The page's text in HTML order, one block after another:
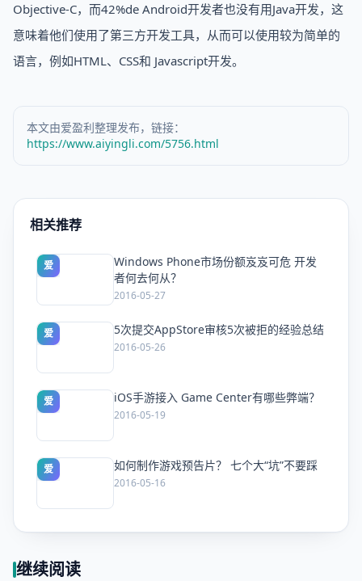
Objective-C，而42%de Android开发者也没有用Java开发，这
意味着他们使用了第三方开发工具，从而可以使用较为简单的
语言，例如HTML、CSS和 Javascript开发。
本文由爱盈利整理发布，链接：
https://www.aiyingli.com/5756.html
相关推荐
爱
Windows Phone市场份额岌岌可危 开发
者何去何从？
2016-05-27
爱 5次提交AppStore审核5次被拒的经验总结
2016-05-26
爱 iOS手游接入 Game Center有哪些弊端？
2016-05-19
爱 如何制作游戏预告片？ 七个大“坑”不要踩
2016-05-16
继续阅读